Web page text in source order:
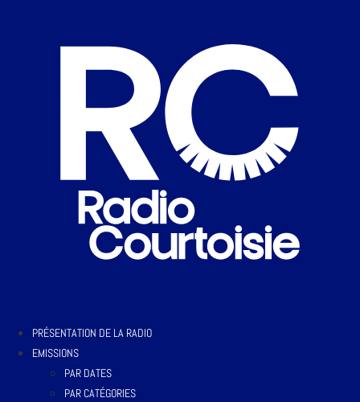
PRÉSENTATION DE LA RADIO
EMISSIONS
PAR DATES
PAR CATÉGORIES